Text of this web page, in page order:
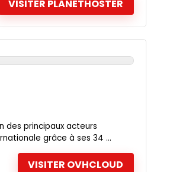
VISITER PLANETHOSTER
des principaux acteurs
grâce à ses 34 ...
VISITER OVHCLOUD